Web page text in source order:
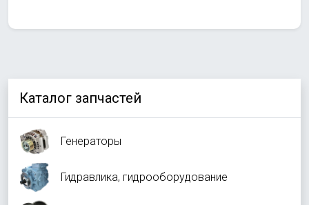
Каталог запчастей
Генераторы
Гидравлика, гидрооборудование